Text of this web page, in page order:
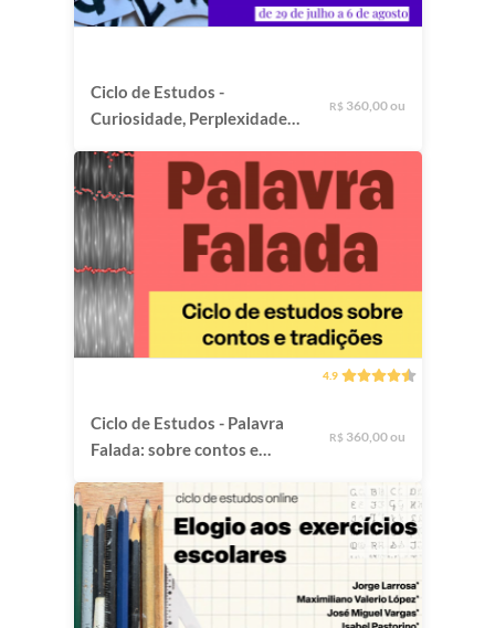
Ciclo de Estudos -
Curiosidade, Perplexidade e
R$ 360,00 ou
4.9
Ciclo de Estudos - Palavra
Falada: sobre contos e
R$ 360,00 ou